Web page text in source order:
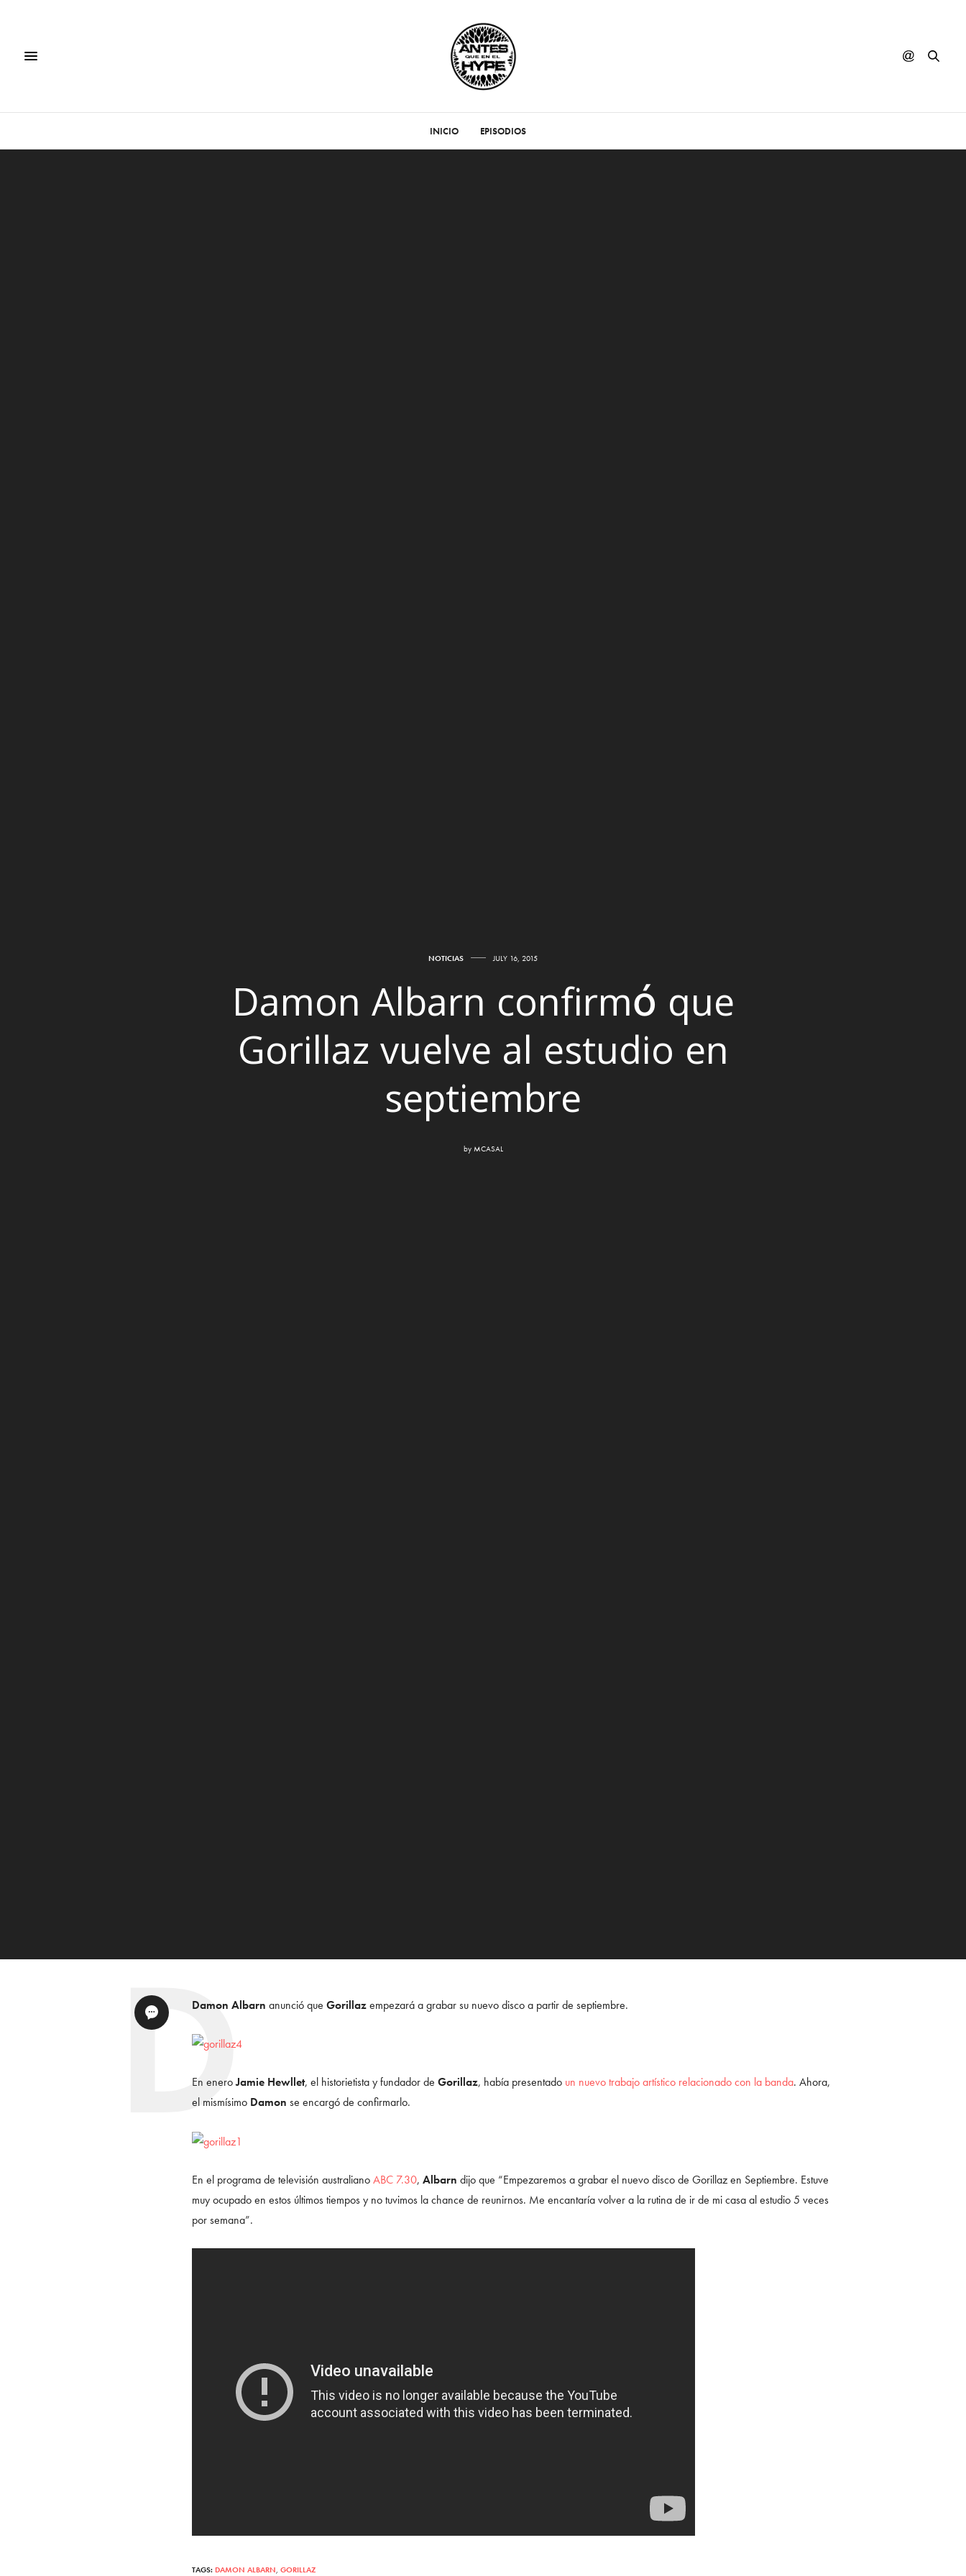
INICIO EPISODIOS
NOTICIAS JULY 16, 2015
Damon Albarn confirmó que
Gorillaz vuelve al estudio en
septiembre
by MCASAL
Damon Albarn anunció que Gorillazempezará a grabar su nuevo disco a partir de septiembre.
En eneroJamie Hewllet, el historietista y fundador de Gorillaz, había presentado un nuevo trabajo artístico relacionado con la banda. Ahora,
el mismísimo Damon se encargó de confirmarlo.
En el programa de televisión australianoABC 7.30, Albarn dijo que “Empezaremos a grabar el nuevo disco de Gorillaz en Septiembre. Estuve
muy ocupado en estos últimos tiempos y no tuvimos la chance de reunirnos. Me encantaría volver a la rutina de ir de mi casa al estudio 5 veces
por semana”.
TAGS: DAMON ALBARN, GORILLAZ